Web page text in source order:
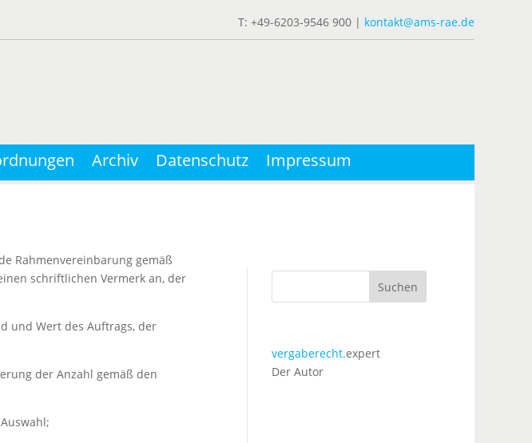
T: +49-6203-9546 900 | kontakt@ams-rae.de
Archiv Datenschutz Impressum
Rahmenvereinbarung gemäß
schriftlichen Vermerk an, der
und Wert des Auftrags, der
der Anzahl gemäß den
Suchen
vergaberecht.expert
Der Autor